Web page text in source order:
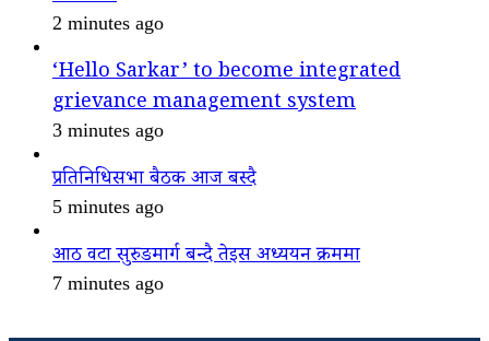
2 minutes ago
‘Hello Sarkar’ to become integrated
grievance management system
3 minutes ago
प्रतिनिधिसभा बैठक आज बस्दै
5 minutes ago
आठ वटा सुरुङमार्ग बन्दै तेइस अध्ययन क्रममा
7 minutes ago